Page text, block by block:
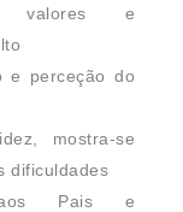
valores e
e perceção do
mostra-se
dificuldades
aos Pais e